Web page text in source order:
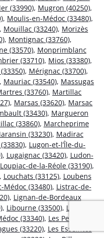
(33990), Mugron (40250),
, Moulis-en-Médoc (33480),
, Mouillac (33240), Morizès
, Montignac (33760),
(33570), Monprimblanc
(33710), Mios (33380),
, Mérignac (33700),
, Mauriac (33540), Massugas
(33760), Martillac
, Marsas (33620), Marsac
(33430), Margueron
(33860), Marcheprime
(33230), Madirac
, Lugon-et-l’Île-du-
, Lugaignac (33420), Ludon-
Loupiac-de-la-Réole (33190),
Louchats (33125), Loubens
Médoc (33480), Listrac-de-
, Lignan-de-Bordeaux
, Libourne (33500), Lestiac-
(33340), Les Peintures
(33220), Les Esseintes